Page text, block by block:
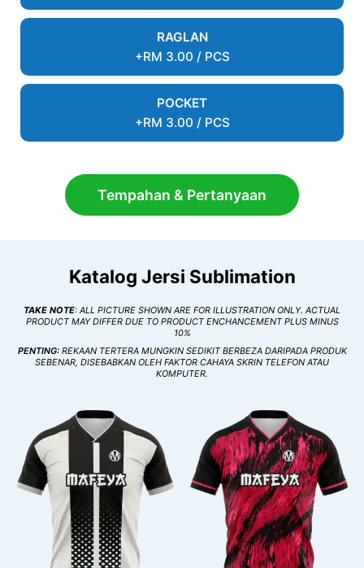
RAGLAN
+RM 3.00 / PCS
POCKET
+RM 3.00 / PCS
Tempahan & Pertanyaan
Katalog Jersi Sublimation
TAKE NOTE: ALL PICTURE SHOWN ARE FOR ILLUSTRATION ONLY. ACTUAL
PRODUCT MAY DIFFER DUE TO PRODUCT ENCHANCEMENT PLUS MINUS
10%
PENTING:REKAAN TERTERA MUNGKIN SEDIKIT BERBEZA DARIPADA PRODUK
SEBENAR, DISEBABKAN OLEH FAKTOR CAHAYA SKRIN TELEFON ATAU
KOMPUTER.